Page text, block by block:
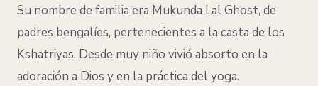
Su nombre de familia era Mukunda Lal Ghost, de
padres bengalíes, pertenecientes a la casta de los
Kshatriyas. Desde muy niño vivió absorto en la
adoración a Dios y en la práctica del yoga.